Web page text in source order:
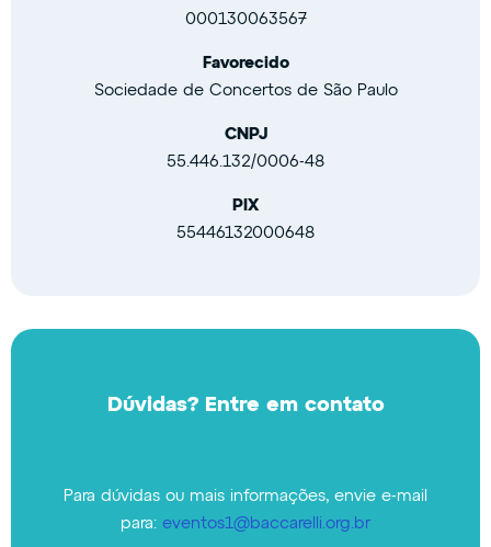
000130063567
Favorecido
Sociedade de Concertos de São Paulo
CNPJ
55.446.132/0006-48
PIX
55446132000648
Dúvidas? Entre em contato
Para dúvidas ou mais informações, envie e-mail
para: eventos1@baccarelli.org.br